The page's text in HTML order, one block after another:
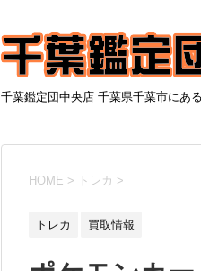
千葉鑑定団中央店 千葉県千葉市にあ
HOME > トレカ >
トレカ 買取情報